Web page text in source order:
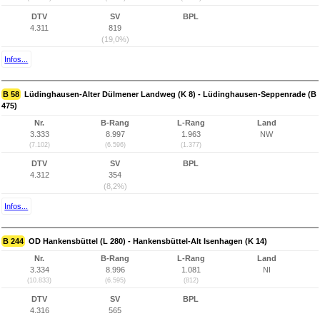
DTV
4.311
SV
819
(19,0%)
BPL
Infos...
B 58 Lüdinghausen-Alter Dülmener Landweg (K 8) - Lüdinghausen-Seppenrade (B
475)
Nr.
3.333
(7.102)
B-Rang
8.997
(6.596)
L-Rang
1.963
(1.377)
Land
NW
DTV
4.312
SV
354
(8,2%)
BPL
Infos...
B 244 OD Hankensbüttel (L 280) - Hankensbüttel-Alt Isenhagen (K 14)
Nr.
3.334
(10.833)
B-Rang
8.996
(6.595)
L-Rang
1.081
(812)
Land
NI
DTV
4.316
SV
565
BPL